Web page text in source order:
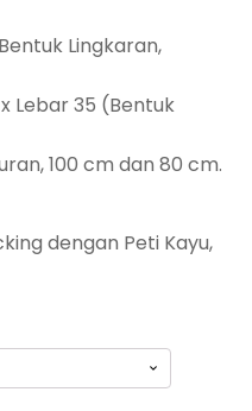
Lingkaran,
Lebar 35 (Bentuk
100 cm dan 80 cm.
dengan Peti Kayu,